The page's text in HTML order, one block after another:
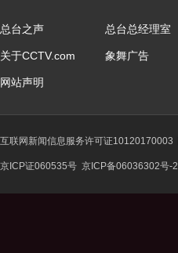
总台之声 总台总经理室
关于CCTV.com 象舞广告
网站声明
互联网新闻信息服务许可证10120170003
京ICP证060535号 京ICP备06036302号-2